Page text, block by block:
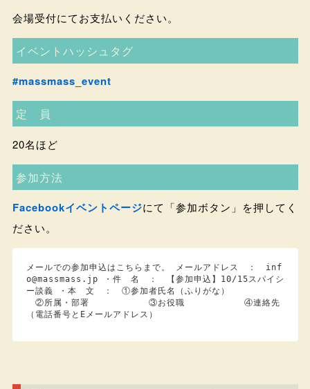
会場受付にてお支払いください。
イベントハッシュタグ
#massmass_event
定 員
20名ほど
参加方法
Facebookイベントページにて「参加ボタン」を押してく
ださい。
メールでの参加申込はこちらまで。 メールアドレス ： inf
o@massmass.jp ・件 名 ： 【参加申込】10/15スパイシ
ー談義 ・本 文 ： ①参加者氏名（ふりがな）
②所属・部署 ③お役職 ④連絡先
（電話番号とEメールアドレス）